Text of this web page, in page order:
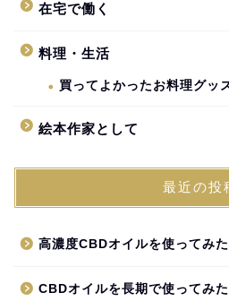
在宅で働く
料理・生活
買ってよかったお料理グッ
絵本作家として
最近の投
高濃度CBDオイルを使ってみ
CBDオイルを長期で使ってみ